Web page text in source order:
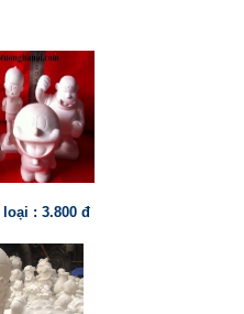
: 3.800 đ